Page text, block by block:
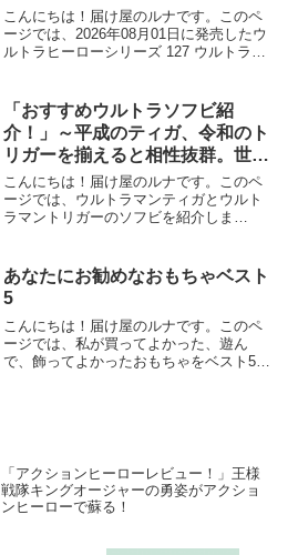
ティングポーズがソフビで簡単に
決まります！～
こんにちは！届け屋のルナです。このペ
ージでは、2026年08月01日に発売したウ
ルトラヒーローシリーズ 127 ウルトラマ
バンダイ公式ホームページはこちらか
ら...
「おすすめウルトラソフビ紹
介！」～平成のティガ、令和のト
リガーを揃えると相性抜群。世界
観が広がります！～
こんにちは！届け屋のルナです。このペ
ージでは、ウルトラマンティガとウルト
ラマントリガーのソフビを紹介しま
できるので2つセットで買う事をお勧めし
ます。当ブログでは、Ama...
あなたにお勧めなおもちゃベスト
5
こんにちは！届け屋のルナです。このペ
ージでは、私が買ってよかった、遊ん
で、飾ってよかったおもちゃをベスト5に
「アクションヒーローレビュー！」王様
戦隊キングオージャーの勇姿がアクショ
ンヒーローで蘇る！